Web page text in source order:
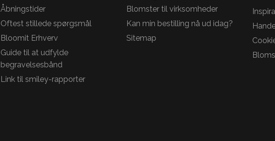
Åbningstider
Oftest stillede spørgsmål
Bloomit Erhverv
Guide til at udfylde
begravelsesbånd
Link til smiley-rapporter
Blomster til virksomheder
Kan min bestilling nå ud idag?
Sitemap